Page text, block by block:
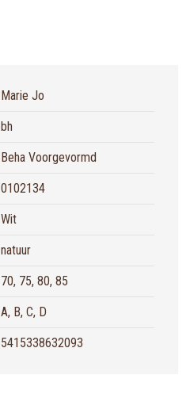
Marie Jo
bh
Beha Voorgevormd
0102134
Wit
natuur
70, 75, 80, 85
A, B, C, D
5415338632093